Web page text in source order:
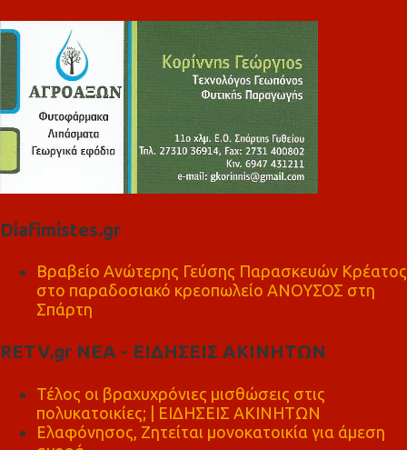
Diafimistes.gr
Βραβείο Ανώτερης Γεύσης Παρασκευών Κρέατος
στο παραδοσιακό κρεοπωλείο ΑΝΟΥΣΟΣ στη
Σπάρτη
RETV.gr ΝΕΑ - ΕΙΔΗΣΕΙΣ ΑΚΙΝΗΤΩΝ
Τέλος οι βραχυχρόνιες μισθώσεις στις
πολυκατοικίες; | ΕΙΔΗΣΕΙΣ ΑΚΙΝΗΤΩΝ
Ελαφόνησος, Ζητείται μονοκατοικία για άμεση